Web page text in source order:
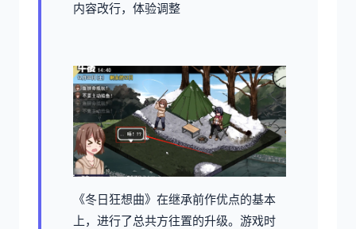
内容改行，体验调整
《冬日狂想曲》在继承前作优点的基本
上，进行了总共方往置的升级。游戏时